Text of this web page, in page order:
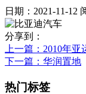
日期：2021-11-12
分享到：
上一篇 ：2010年亚
下一篇 ：华润置地
热门标签